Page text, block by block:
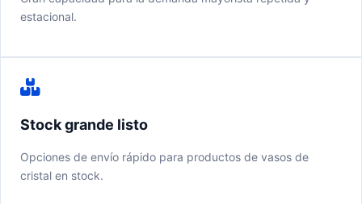
estacional.
Stock grande listo
Opciones de envío rápido para productos de vasos de
cristal en stock.